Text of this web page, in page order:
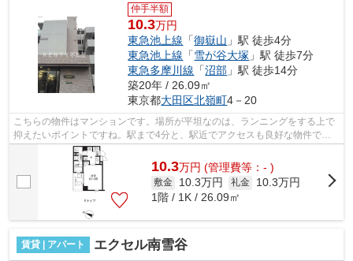
仲手半額
10.3万円
東急池上線 「御嶽山 」駅 徒歩4分
東急池上線 「雪が谷大塚 」駅 徒歩7分
東急多摩川線 「沼部 」駅 徒歩14分
築20年 / 26.09㎡
東京都大田区北嶺町4－20
こちらの物件はマンションです。場所が平坦なのは、ランニングをする上で
抑えたいポイントですね。駅まで4分と、駅近でアクセスも良好な物件で
す。通風良好で陽の当たる気持ちの良い物...
10.3万円 (管理費等：- )
敷金 10.3万円 礼金
10.3万円
1階 / 1K / 26.09㎡
賃貸 | アパート エクセル南雪谷